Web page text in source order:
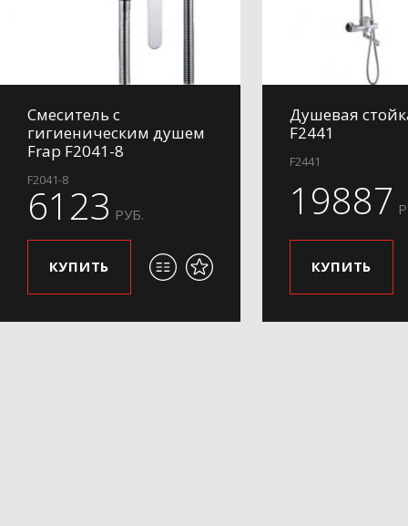
Смеситель с
гигиеническим душем
Frap F2041-8
F2041-8
6123 РУБ.
КУПИТЬ
Душевая
F2441
F2441
19887
КУПИТЬ